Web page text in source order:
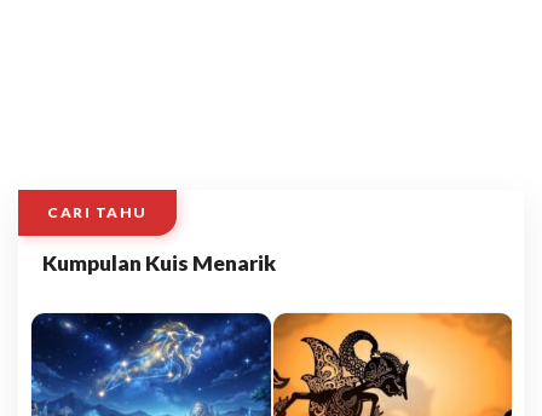
CARI TAHU
Kumpulan Kuis Menarik